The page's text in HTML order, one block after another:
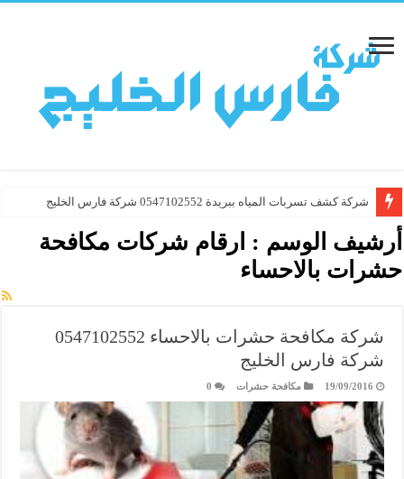
شركة كشف تسربات المياه ببريدة 0547102552 شركة فارس الخليج
أرشيف الوسم : ارقام شركات مكافحة
حشرات بالاحساء
شركة مكافحة حشرات بالاحساء 0547102552
شركة فارس الخليج
19/09/2016 مكافحة حشرات 0